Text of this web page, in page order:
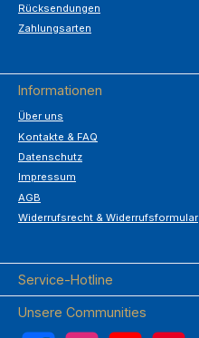
Rücksendungen
Zahlungsarten
Informationen
Über uns
Kontakte & FAQ
Datenschutz
Impressum
AGB
Widerrufsrecht & Widerrufsformular
Service-Hotline
Unsere Communities